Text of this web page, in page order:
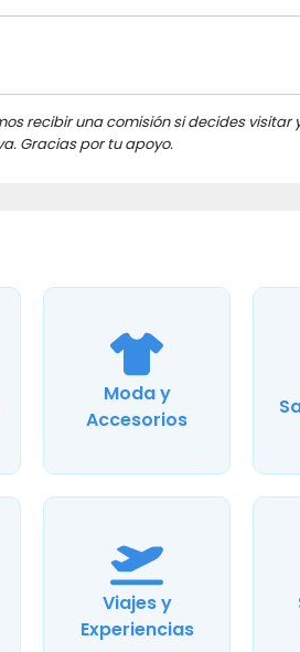
recibir una comisión si decides
Gracias por tu apoyo.
Moda y
Accesorios
Viajes y
Experiencias